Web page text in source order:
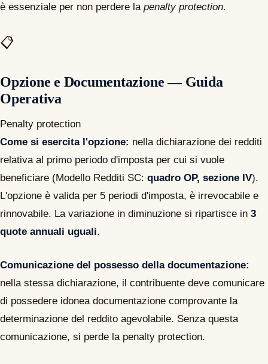
è essenziale per non perdere la penalty protection.
📋
Opzione e Documentazione — Guida
Operativa
Penalty protection
Come si esercita l'opzione: nella dichiarazione dei redditi
relativa al primo periodo d'imposta per cui si vuole
beneficiare (Modello Redditi SC: quadro OP, sezione IV).
L'opzione è valida per 5 periodi d'imposta, è irrevocabile e
rinnovabile. La variazione in diminuzione si ripartisce in 3
quote annuali uguali.
Comunicazione del possesso della documentazione:
nella stessa dichiarazione, il contribuente deve comunicare
di possedere idonea documentazione comprovante la
determinazione del reddito agevolabile. Senza questa
comunicazione, si perde la penalty protection.